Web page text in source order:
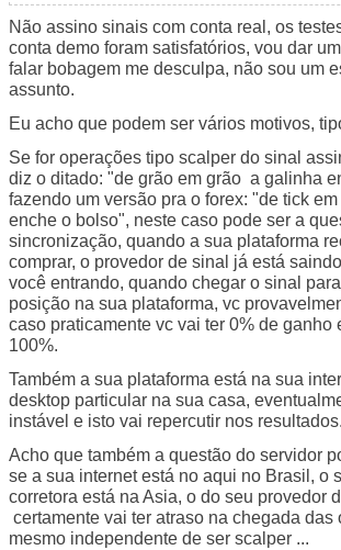
Não assino sinais com conta real, os
conta demo foram satisfatórios, vou dar
falar bobagem me desculpa, não sou um
assunto.
Eu acho que podem ser vários motivos,
Se for operações tipo scalper do sinal
diz o ditado: "de grão em grão a galinha
fazendo um versão pra o forex: "de tick
enche o bolso", neste caso pode ser a
sincronização, quando a sua plataforma
comprar, o provedor de sinal já está
você entrando, quando chegar o sinal
posição na sua plataforma, vc
caso praticamente vc vai ter 0% de ganho
100%.
Também a sua plataforma está na sua
desktop particular na sua casa,
instável e isto vai repercutir nos resultados.
Acho que também a questão do servidor
se a sua internet está no aqui no Brasil, o
corretora está na Asia, o do seu provedor
certamente vai ter atraso na chegada das
mesmo independente de ser scalper ...